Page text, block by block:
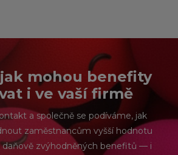
mohou benefity
i ve vaší firmě
a společně se podíváme, jak
zaměstnancům vyšší hodnotu
zvýhodněných benefitů — i